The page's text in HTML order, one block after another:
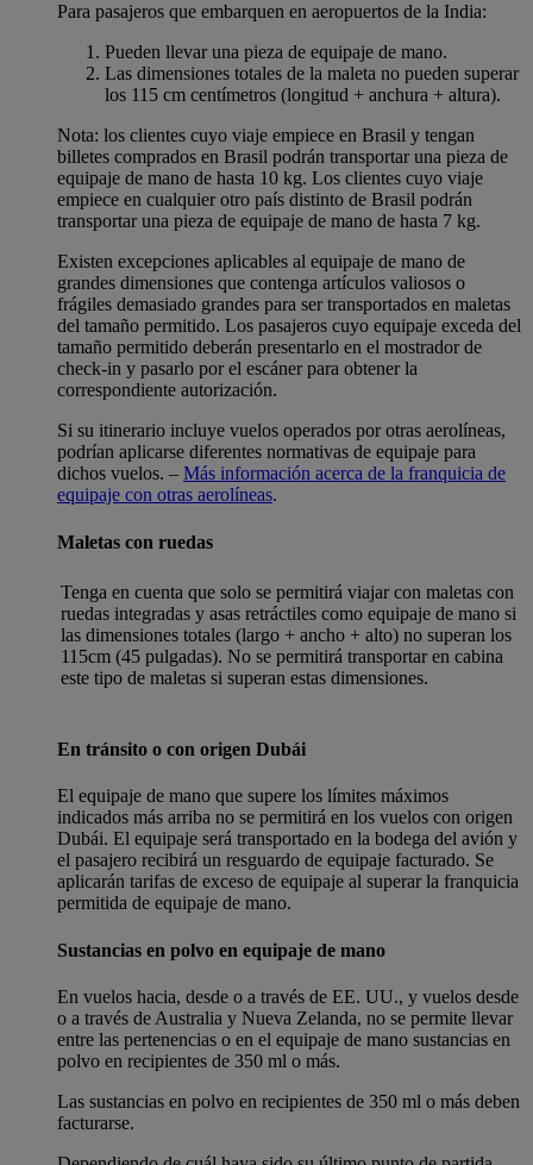
Para pasajeros que embarquen en aeropuertos de la India:
Pueden llevar una pieza de equipaje de mano.
Las dimensiones totales de la maleta no pueden superar
los 115 cm centímetros (longitud + anchura + altura).
Nota: los clientes cuyo viaje empiece en Brasil y tengan
billetes comprados en Brasil podrán transportar una pieza de
equipaje de mano de hasta 10 kg. Los clientes cuyo viaje
empiece en cualquier otro país distinto de Brasil podrán
transportar una pieza de equipaje de mano de hasta 7 kg.
Existen excepciones aplicables al equipaje de mano de
grandes dimensiones que contenga artículos valiosos o
frágiles demasiado grandes para ser transportados en maletas
del tamaño permitido. Los pasajeros cuyo equipaje exceda del
tamaño permitido deberán presentarlo en el mostrador de
check-in y pasarlo por el escáner para obtener la
correspondiente autorización.
Si su itinerario incluye vuelos operados por otras aerolíneas,
podrían aplicarse diferentes normativas de equipaje para
dichos vuelos. – Más información acerca de la franquicia de
equipaje con otras aerolíneas.
Maletas con ruedas
Tenga en cuenta que solo se permitirá viajar con maletas con
ruedas integradas y asas retráctiles como equipaje de mano si
las dimensiones totales (largo + ancho + alto) no superan los
115cm (45 pulgadas). No se permitirá transportar en cabina
este tipo de maletas si superan estas dimensiones.
En tránsito o con origen Dubái
El equipaje de mano que supere los límites máximos
indicados más arriba no se permitirá en los vuelos con origen
Dubái. El equipaje será transportado en la bodega del avión y
el pasajero recibirá un resguardo de equipaje facturado. Se
aplicarán tarifas de exceso de equipaje al superar la franquicia
permitida de equipaje de mano.
Sustancias en polvo en equipaje de mano
En vuelos hacia, desde o a través de EE. UU., y vuelos desde
o a través de Australia y Nueva Zelanda, no se permite llevar
entre las pertenencias o en el equipaje de mano sustancias en
polvo en recipientes de 350 ml o más.
Las sustancias en polvo en recipientes de 350 ml o más deben
facturarse.